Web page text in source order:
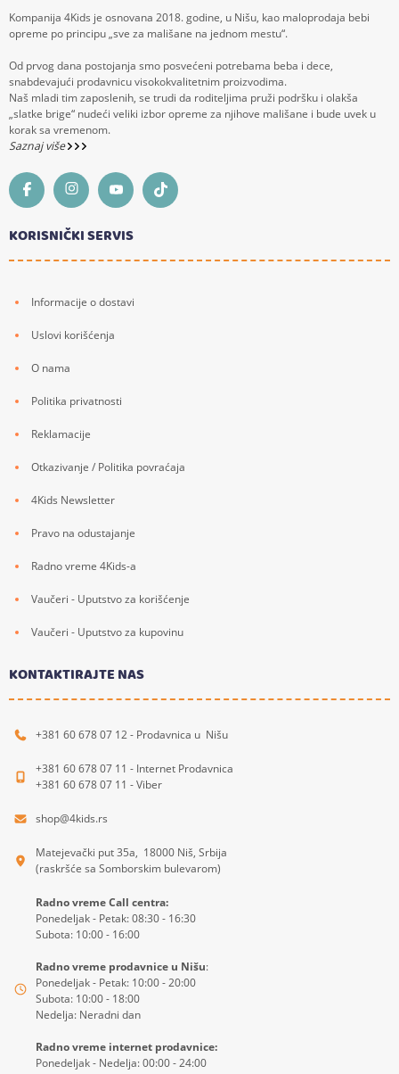
Kompanija 4Kids je osnovana 2018. godine, u Nišu, kao maloprodaja bebi
opreme po principu „sve za mališane na jednom mestu“.
Od prvog dana postojanja smo posvećeni potrebama beba i dece,
snabdevajući prodavnicu visokokvalitetnim proizvodima.
Naš mladi tim zaposlenih, se trudi da roditeljima pruži podršku i olakša
„slatke brige“ nudeći veliki izbor opreme za njihove mališane i bude uvek u
korak sa vremenom.
Saznaj više
KORISNIČKI SERVIS
Informacije o dostavi
Uslovi korišćenja
O nama
Politika privatnosti
Reklamacije
Otkazivanje / Politika povraćaja
4Kids Newsletter
Pravo na odustajanje
Radno vreme 4Kids-a
Vaučeri - Uputstvo za korišćenje
Vaučeri - Uputstvo za kupovinu
KONTAKTIRAJTE NAS
+381 60 678 07 12 - Prodavnica u Nišu
+381 60 678 07 11 - Internet Prodavnica
+381 60 678 07 11 - Viber
shop@4kids.rs
Matejevački put 35a, 18000 Niš, Srbija
(raskršće sa Somborskim bulevarom)
Radno vreme Call centra:
Ponedeljak - Petak: 08:30 - 16:30
Subota: 10:00 - 16:00
Radno vreme prodavnice u Nišu:
Ponedeljak - Petak: 10:00 - 20:00
Subota: 10:00 - 18:00
Nedelja: Neradni dan
Radno vreme internet prodavnice:
Ponedeljak - Nedelja: 00:00 - 24:00